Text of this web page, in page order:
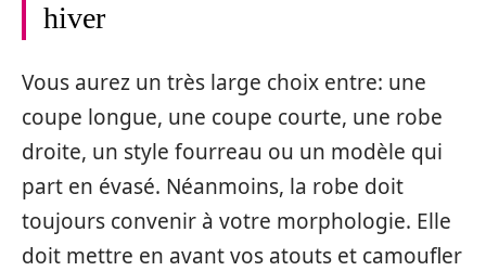
hiver
Vous aurez un très large choix entre: une
coupe longue, une coupe courte, une robe
droite, un style fourreau ou un modèle qui
part en évasé. Néanmoins, la robe doit
toujours convenir à votre morphologie. Elle
doit mettre en avant vos atouts et camoufler